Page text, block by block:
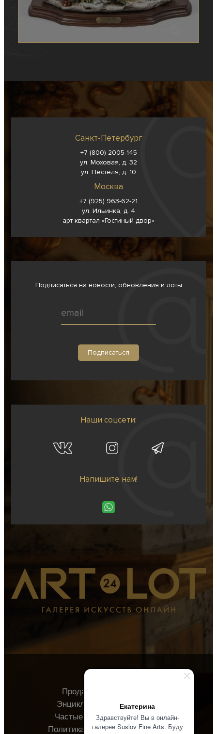
Екатерина
Здравствуйте! Вы в онлайн-
галерее Suslov Fine Arts. Буду
Санкт-Петербург
+7 (800) 2005-145
ул. Моховая, д. 32
ул. Пестеля, д. 10
Москва
+7 (925) 963-62-21
ул. Ильинка, д. 4
арт-квартал «Гостиный двор»
Подписаться на новости, обновления и лоты
Наши соцсети:
Напишите нам!
Продавцу
Энциклопедия
О галерее
Частые вопросы
Контакты
Политика конфиденциальности